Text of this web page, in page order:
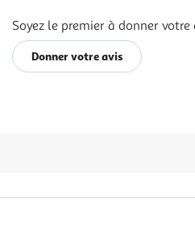
Soyez le premier à donner votre
Donner votre avis